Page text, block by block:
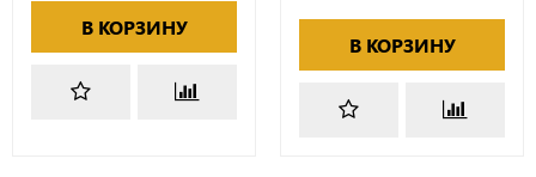
В КОРЗИНУ
В КОРЗИНУ